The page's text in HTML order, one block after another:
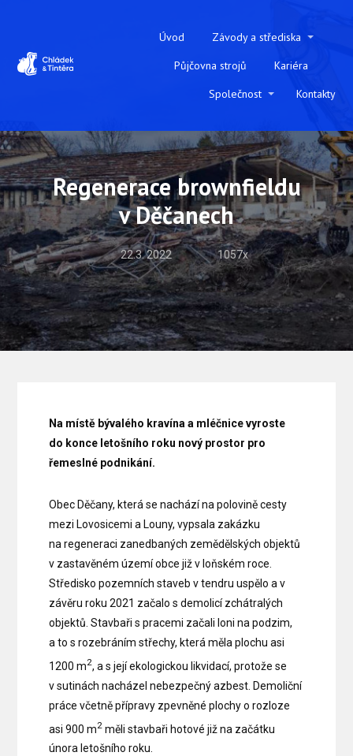
Úvod
Závody a střediska
Půjčovna strojů
Kariéra
Společnost
Kontakty
Regenerace brownfieldu
v Děčanech
22.3. 2022 1057x
Na místě bývalého kravína a mléčnice vyroste
do konce letošního roku nový prostor pro
řemeslné podnikání.
Obec Děčany, která se nachází na polovině cesty
mezi Lovosicemi a Louny, vypsala zakázku
na regeneraci zanedbaných zemědělských objektů
v zastavěném území obce již v loňském roce.
Středisko pozemních staveb v tendru uspělo a v
závěru roku 2021 začalo s demolicí zchátralých
objektů. Stavbaři s pracemi začali loni na podzim,
a to s rozebráním střechy, která měla plochu asi
1200 m2, a s její ekologickou likvidací, protože se
v sutinách nacházel nebezpečný azbest. Demoliční
práce včetně přípravy zpevněné plochy o rozloze
asi 900 m2 měli stavbaři hotové již na začátku
února letošního roku.